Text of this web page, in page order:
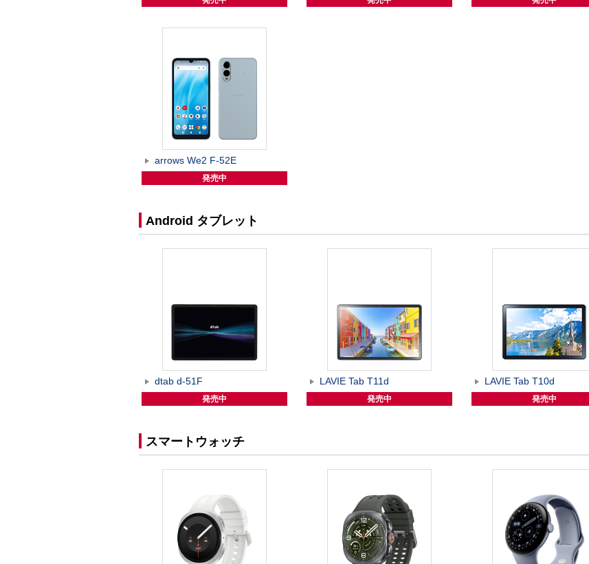
arrows We2 F-52E
発売中
Android タブレット
dtab d-51F
発売中
LAVIE Tab T11d
発売中
LAVIE Tab T10d
発売中
スマートウォッチ